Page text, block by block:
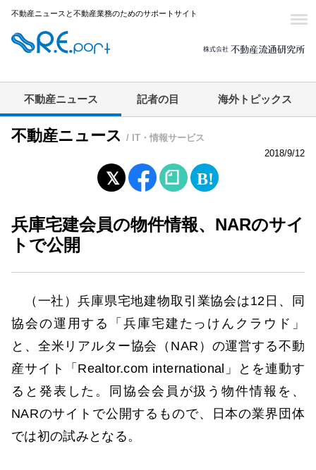
不動産ニュースと不動産業務のためのサポートサイト
不動産ニュース 記者の目 海外トピックス
不動産ニュース / IT・情報サービス
2018/9/12
兵庫宅建会員の物件情報、NARのサイ
トで公開
（一社）兵庫県宅地建物取引業協会は12日、同
協会の運用する「兵庫宅建たっけんクラウド」
と、全米リアルター協会（NAR）の運営する不動
産サイト「Realtor.com international」とを連動す
ると発表した。同協会会員が扱う物件情報を、
NARのサイトで公開するもので、日本の業界団体
では初の試みとなる。